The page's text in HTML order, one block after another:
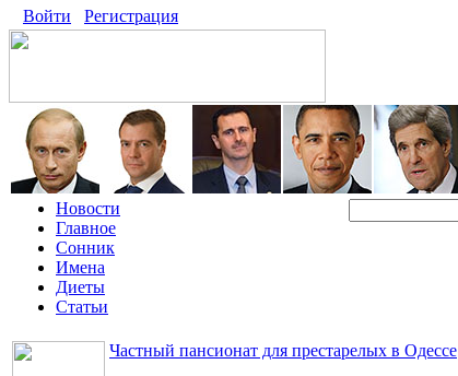
Войти Регистрация
Новости
Главное
Сонник
Имена
Диеты
Статьи
Частный пансионат для престарелых в Одессе